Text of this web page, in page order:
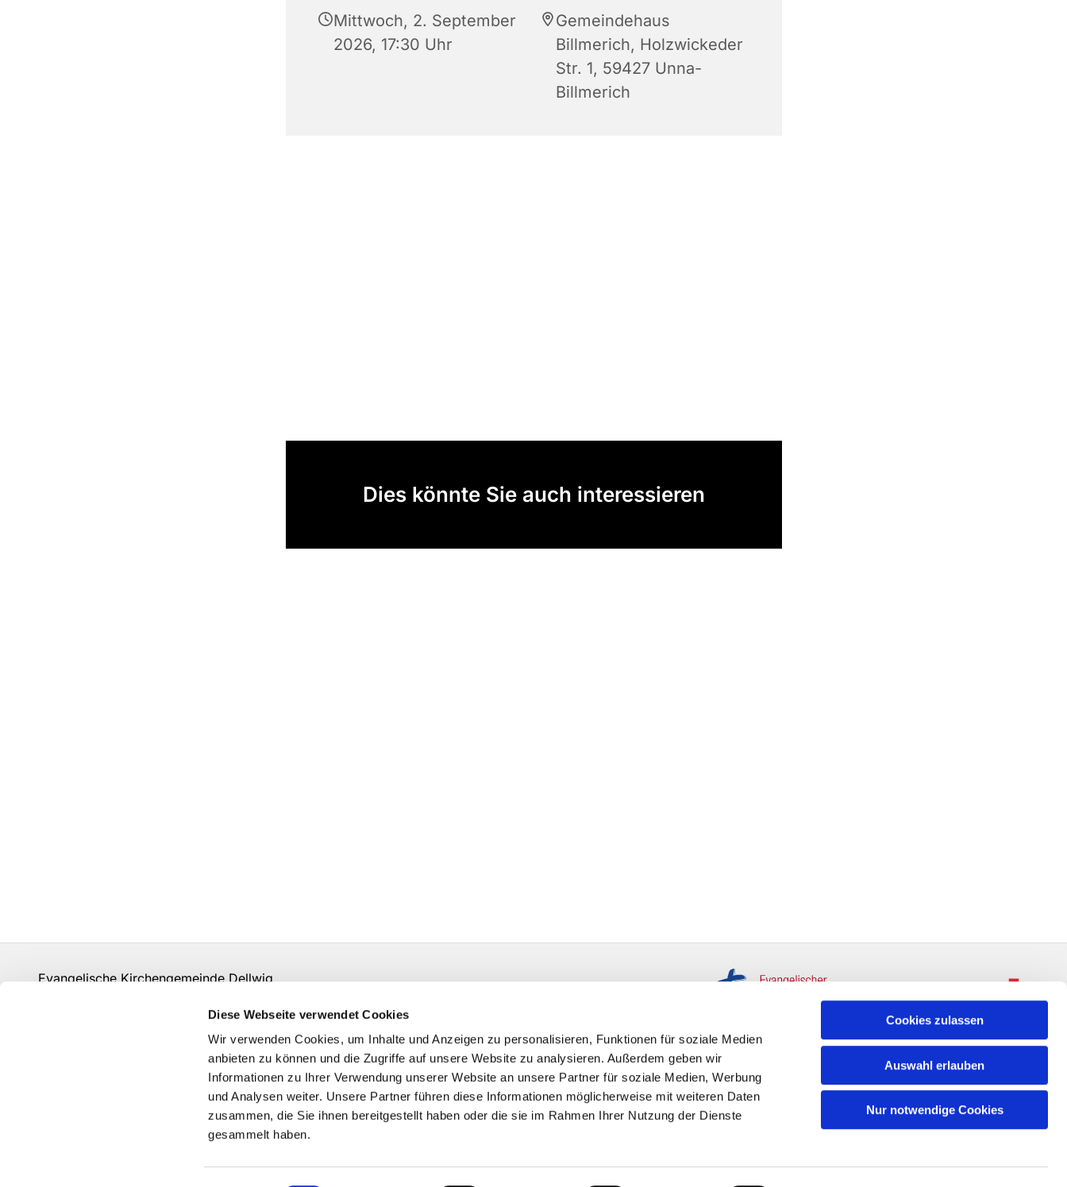
Diese Webseite verwendet Cookies
Wir verwenden Cookies, um Inhalte und Anzeigen zu personalisieren, Funktionen für soziale Medien
anbieten zu können und die Zugriffe auf unsere Website zu analysieren. Außerdem geben wir
Informationen zu Ihrer Verwendung unserer Website an unsere Partner für soziale Medien, Werbung
und Analysen weiter. Unsere Partner führen diese Informationen möglicherweise mit weiteren Daten
zusammen, die Sie ihnen bereitgestellt haben oder die sie im Rahmen Ihrer Nutzung der Dienste
gesammelt haben.
Cookies zulassen
Auswahl erlauben
Nur notwendige Cookies
Mittwoch, 2. September
2026, 17:30 Uhr
Gemeindehaus
Billmerich, Holzwickeder
Str. 1, 59427 Unna-
Billmerich
Dies könnte Sie auch interessieren
Evangelische Kirchengemeinde Dellwig
Grundsätze der Datenverarbeitung